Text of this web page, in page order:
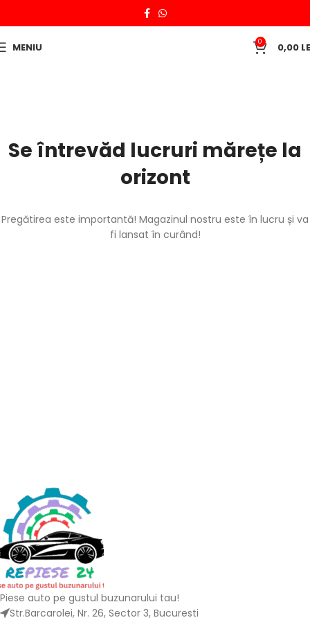
MENIU 0 0,00
Se întrevăd lucruri mărețe la
orizont
Pregătirea este importantă! Magazinul nostru este în lucru și va
fi lansat în curând!
Piese auto pe gustul buzunarului tau!
Str.Barcarolei, Nr. 26, Sector 3, Bucuresti